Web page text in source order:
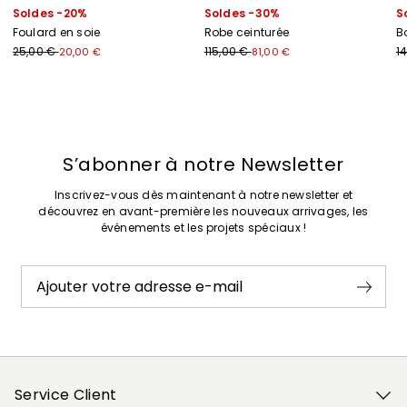
Soldes -20%
Foulard en soie
25,00 €20,00 €
Soldes -30%
Robe ceinturée
115,00 €81,00 €
S’abonner à notre Newsletter
Inscrivez-vous dès maintenant à notre newsletter et
découvrez en avant-première les nouveaux arrivages, les
événements et les projets spéciaux !
Ajouter votre adresse e-mail
Service Client